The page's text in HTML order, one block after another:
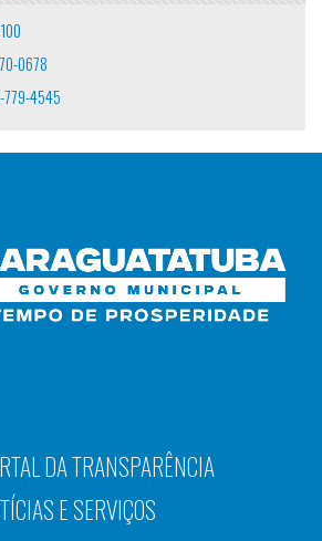
0678
779-4545
DA TRANSPARÊNCIA
E SERVIÇOS